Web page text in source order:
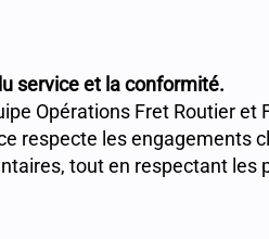
service et la conformité.
Opérations Fret Routier et
respecte les engagements
tout en respectant les